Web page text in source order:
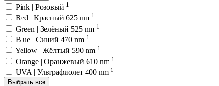
Pink | Розовый 1
Red | Красный 625 nm 1
Green | Зелёный 525 nm 1
Blue | Синий 470 nm 1
Yellow | Жёлтый 590 nm 1
Orange | Оранжевый 610 nm 1
UVA | Ультрафиолет 400 nm 1
Выбрать все